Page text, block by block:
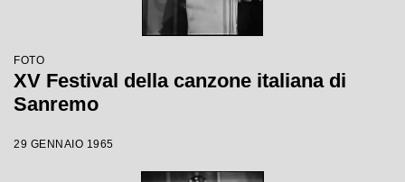
FOTO
XV Festival della canzone italiana di
Sanremo
29 GENNAIO 1965